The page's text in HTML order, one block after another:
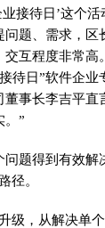
接待日’这个
问题、需求，区
互程度非常高
待日”软件企
事长李吉平直
。”
问题得到有效解
径。
级，从解决单